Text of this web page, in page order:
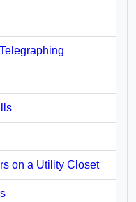
on a Utility Closet